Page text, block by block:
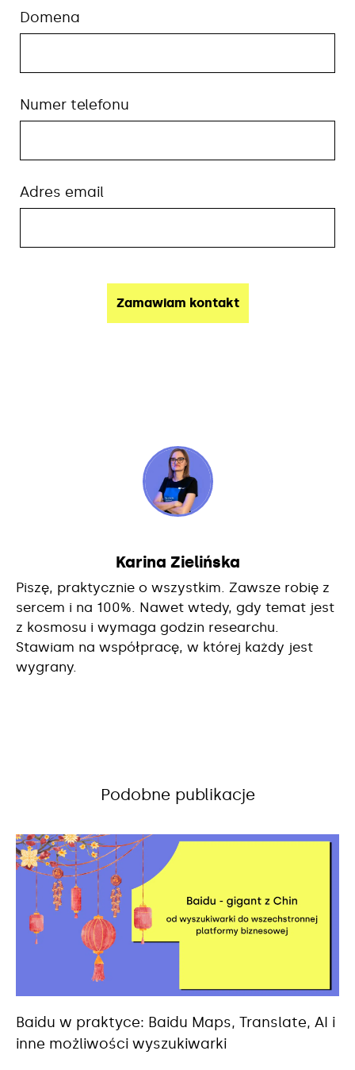
Domena
Numer telefonu
Adres email
Karina Zielińska
Piszę, praktycznie o wszystkim. Zawsze robię z
sercem i na 100%. Nawet wtedy, gdy temat jest
z kosmosu i wymaga godzin researchu.
Stawiam na współpracę, w której każdy jest
wygrany.
Podobne publikacje
Baidu w praktyce: Baidu Maps, Translate, AI i
inne możliwości wyszukiwarki